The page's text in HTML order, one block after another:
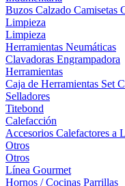
Buzos Calzado Camisetas
Limpieza
Limpieza
Herramientas Neumáticas
Clavadoras Engrampadora
Herramientas
Caja de Herramientas Set
Selladores
Titebond
Calefacción
Accesorios Calefactores a
Otros
Otros
Línea Gourmet
Hornos / Cocinas Parrillas